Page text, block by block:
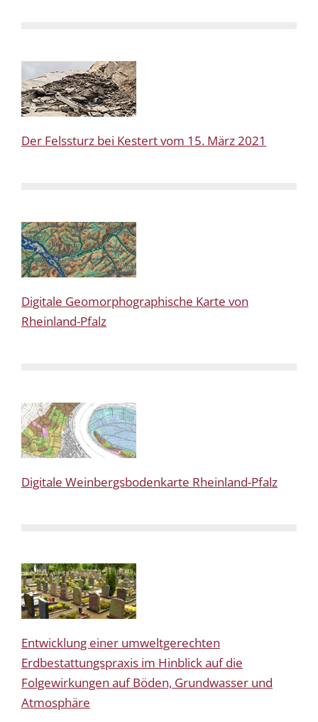
Der Felssturz bei Kestert vom 15. März 2021
Digitale Geomorphographische Karte von
Rheinland-Pfalz
Digitale Weinbergsbodenkarte Rheinland-Pfalz
Entwicklung einer umweltgerechten
Erdbestattungspraxis im Hinblick auf die
Folgewirkungen auf Böden, Grundwasser und
Atmosphäre